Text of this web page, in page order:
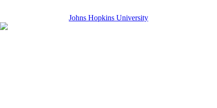
Johns Hopkins University